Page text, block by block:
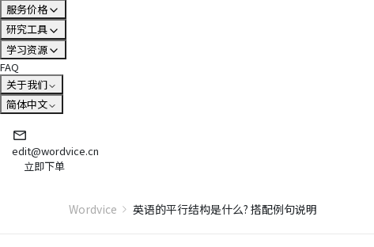
服务价格
研究工具
学习资源
FAQ
关于我们
简体中文
edit@wordvice.cn
立即下单
Wordvice 英语的平行结构是什么? 搭配例句说明